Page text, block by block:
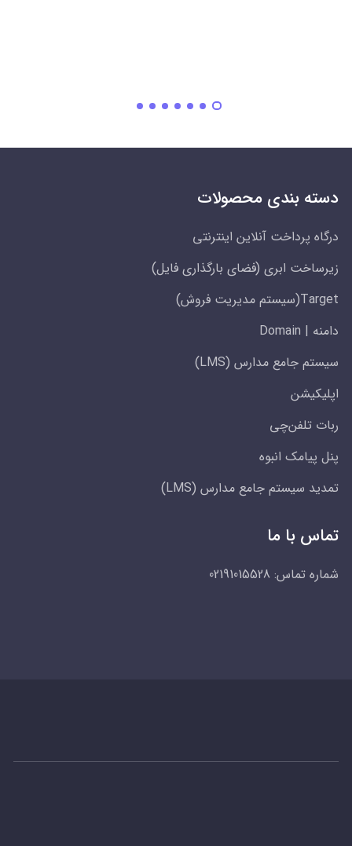
دسته بندی محصولات
درگاه پرداخت آنلاین اینترنتی
زیرساخت ابری (فضای بارگذاری فایل)
Target(سیستم مدیریت فروش)
دامنه | Domain
سیستم جامع مدارس (LMS)
اپلیکیشن
ربات تلفن‌چی
پنل پیامک انبوه
تمدید سیستم جامع مدارس (LMS)
تماس با ما
شماره تماس:02191015528